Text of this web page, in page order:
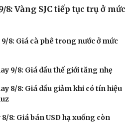
Nhà đẹp
Vàng SJC tiếp tục trụ ở mức